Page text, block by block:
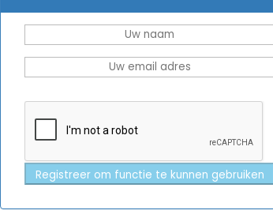
Registreer om functie te kunnen gebruiken